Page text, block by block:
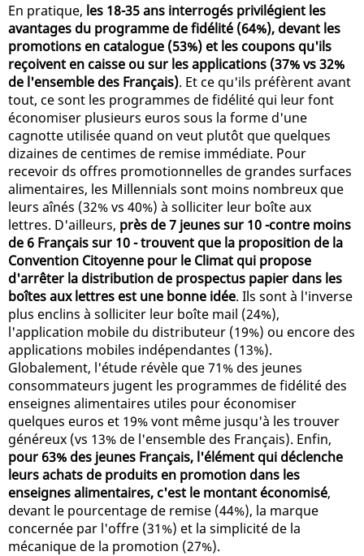
En pratique, les 18-35 ans interrogés privilégient les
avantages du programme de fidélité (64%), devant les
promotions en catalogue (53%) et les coupons qu'ils
reçoivent en caisse ou sur les applications (37% vs 32%
de l'ensemble des Français). Et ce qu'ils préfèrent avant
tout, ce sont les programmes de fidélité qui leur font
économiser plusieurs euros sous la forme d'une
cagnotte utilisée quand on veut plutôt que quelques
dizaines de centimes de remise immédiate. Pour
recevoir ds offres promotionnelles de grandes surfaces
alimentaires, les Millennials sont moins nombreux que
leurs aînés (32% vs 40%) à solliciter leur boîte aux
lettres. D'ailleurs, près de 7 jeunes sur 10 -contre moins
de 6 Français sur 10 - trouvent que la proposition de la
Convention Citoyenne pour le Climat qui propose
d'arrêter la distribution de prospectus papier dans les
boîtes aux lettres est une bonne idée. Ils sont à l'inverse
plus enclins à solliciter leur boîte mail (24%),
l'application mobile du distributeur (19%) ou encore des
applications mobiles indépendantes (13%).
Globalement, l'étude révèle que 71% des jeunes
consommateurs jugent les programmes de fidélité des
enseignes alimentaires utiles pour économiser
quelques euros et 19% vont même jusqu'à les trouver
généreux (vs 13% de l'ensemble des Français). Enfin,
pour 63% des jeunes Français, l'élément qui déclenche
leurs achats de produits en promotion dans les
enseignes alimentaires, c'est le montant économisé,
devant le pourcentage de remise (44%), la marque
concernée par l'offre (31%) et la simplicité de la
mécanique de la promotion (27%).